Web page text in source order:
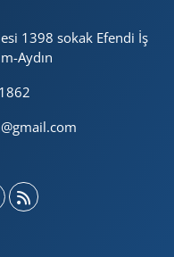
1398 sokak Efendi İş
Aydın